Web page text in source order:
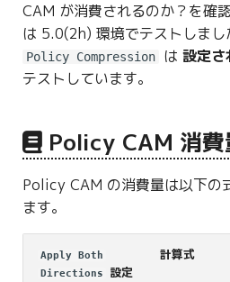
CAM が消費されるのか？を確
は 5.0(2h) 環境でテストしまし
Policy Compression
は 設定さ
テストしています。
Policy CAM 消費
Policy CAM の消費量は以下の
ます。
Apply Both
Directions
設定
計算式